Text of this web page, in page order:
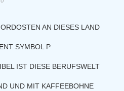
AN DIESES LAND
SYMBOL P
IST DIESE BERUFSWELT
UND MIT KAFFEEBOHNE